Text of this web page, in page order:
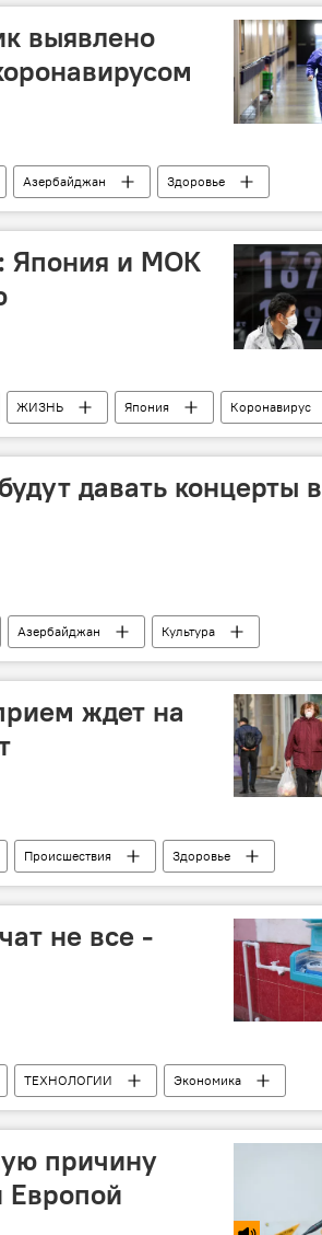
выявлено
Азербайджан
Здоровье
больные
Япония и МОК
ЖИЗНЬ Япония
Коронавирус
давать концерты в
Азербайджан
Культура
ждет на
Происшествия
Здоровье
Пожилые люди штрафы
не все -
ТЕХНОЛОГИИ
Экономика
причину